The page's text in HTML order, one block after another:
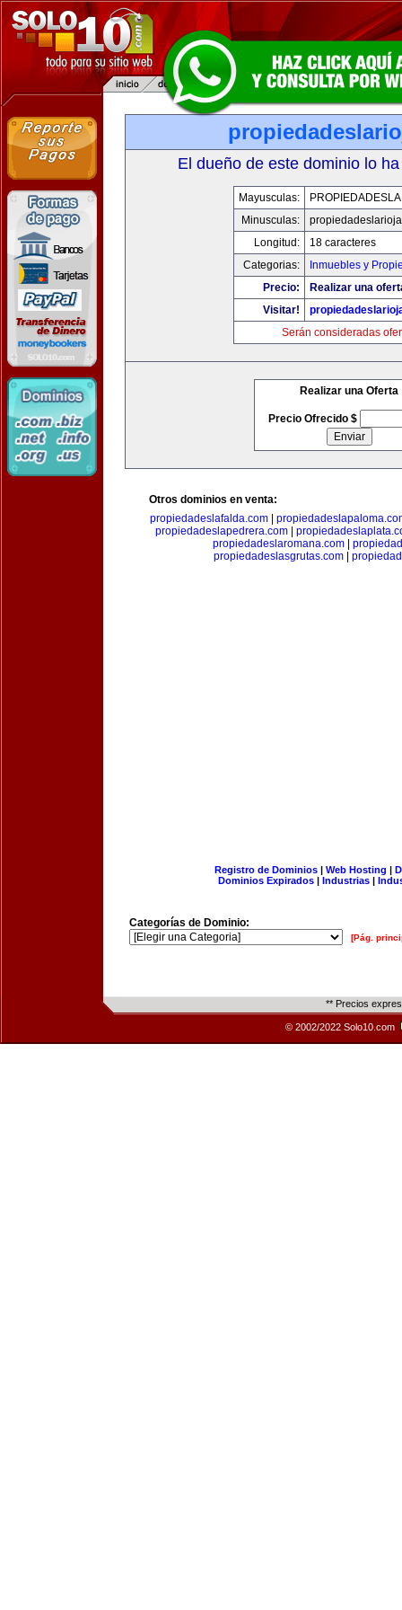
El dueño de este dominio lo
Mayusculas:
Minusculas:
Longitud:
18 caracteres
Categorias:
Inmuebles y
Precio:
Realizar una
Visitar!
Serán consideradas
Realizar una Oferta
Precio Ofrecido $
Otros dominios en venta:
propiedadeslafalda.com|
propiedadeslapedrera.com|
propiedadeslaromana.com|
propiedadeslasgrutas.com
Registro de Dominios| Web Hosting |
Dominios Expirados | Industrias |
Categorías de Dominio:
[Pág.
** Precios
© 2002/2022 Solo10.com